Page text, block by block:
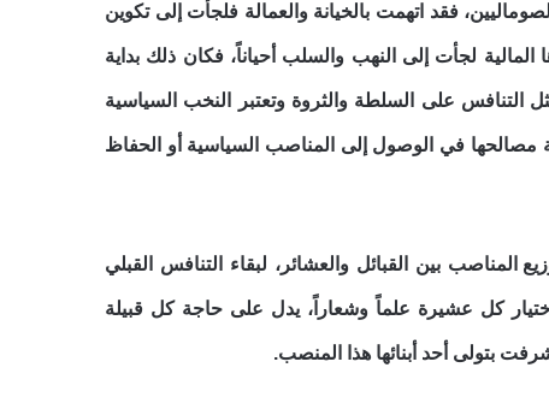
فقد اتهمت بالخيانة والعمالة فلجأت إلى تكوين
لجأت إلى النهب والسلب أحياناً، فكان ذلك بداية
التنافس على السلطة والثروة وتعتبر النخب السياسية
مصالحها في الوصول إلى المناصب السياسية أو الحفاظ
المناصب بين القبائل والعشائر، لبقاء التنافس القبلي
كل عشيرة علماً وشعاراً، يدل على حاجة كل قبيلة
بتولى أحد أبنائها هذا المنصب.